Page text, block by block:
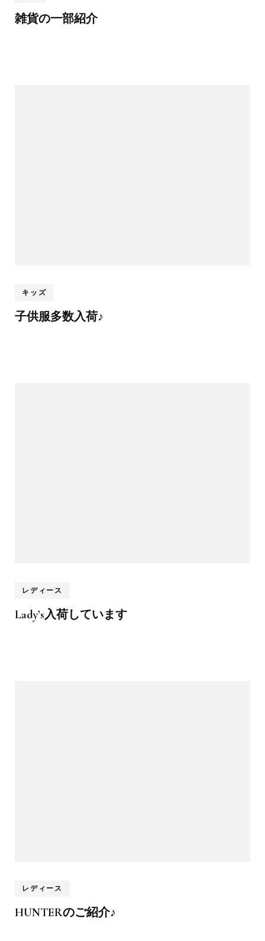
雑貨の一部紹介
キッズ
子供服多数入荷♪
レディース
Lady’s入荷しています
レディース
HUNTERのご紹介♪